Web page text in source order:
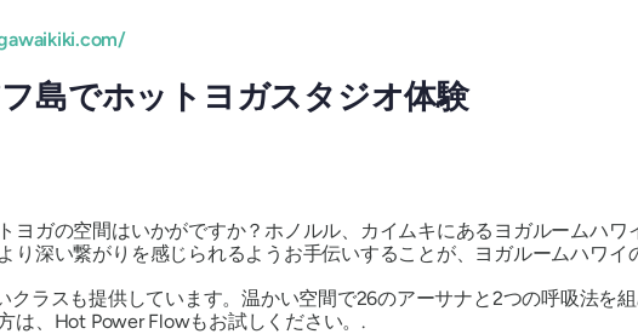
島でホットヨガスタジオ体験
ヨガの空間はいかがですか？ホノルル、カイムキにあるヨガルームハワ
り深い繋がりを感じられるようお手伝いすることが、ヨガルームハワイ
ラスも提供しています。温かい空間で26のアーサナと2つの呼吸法を
は、Hot Power Flowもお試しください。.